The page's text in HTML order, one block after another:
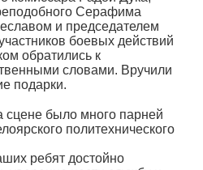
Серафима
и председателем
боевых действий
обратились к
словами. Вручили
подарки.
сцене было много парней
политехнического
ребят достойно